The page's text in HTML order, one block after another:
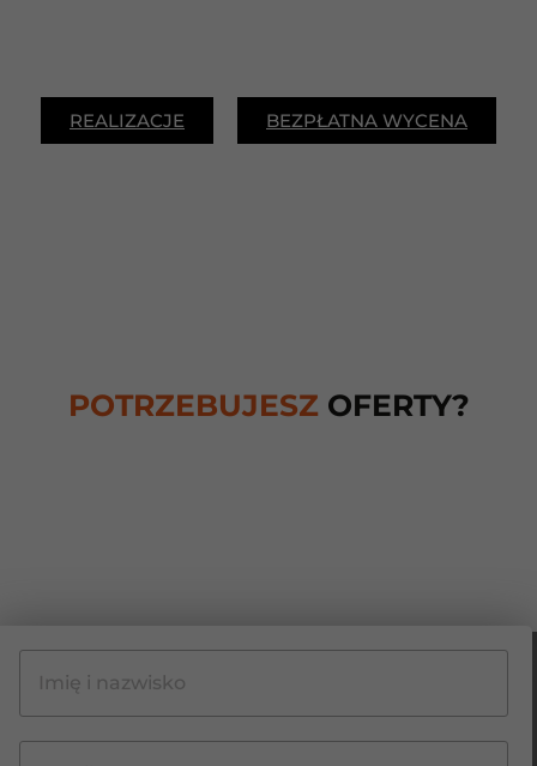
REALIZACJE BEZPŁATNA WYCENA
POTRZEBUJESZ OFERTY?